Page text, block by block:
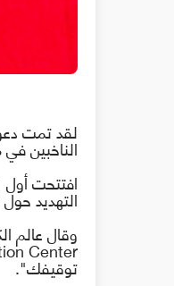
لقد تمت
الناخبين
افتتحت
التهديد
وقال عالم
Center
توقيفك".